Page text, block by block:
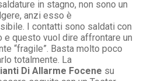
in stagno, non sono un
anzi esso è
I contatti sono saldati con
questo vuol dire affrontare un
“fragile”. Basta molto poco
totalmente. La
Di Allarme Focene su